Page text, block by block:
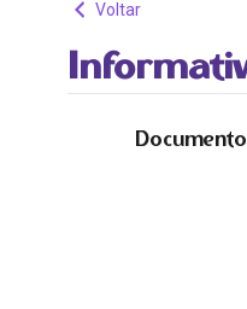
Voltar
Documento